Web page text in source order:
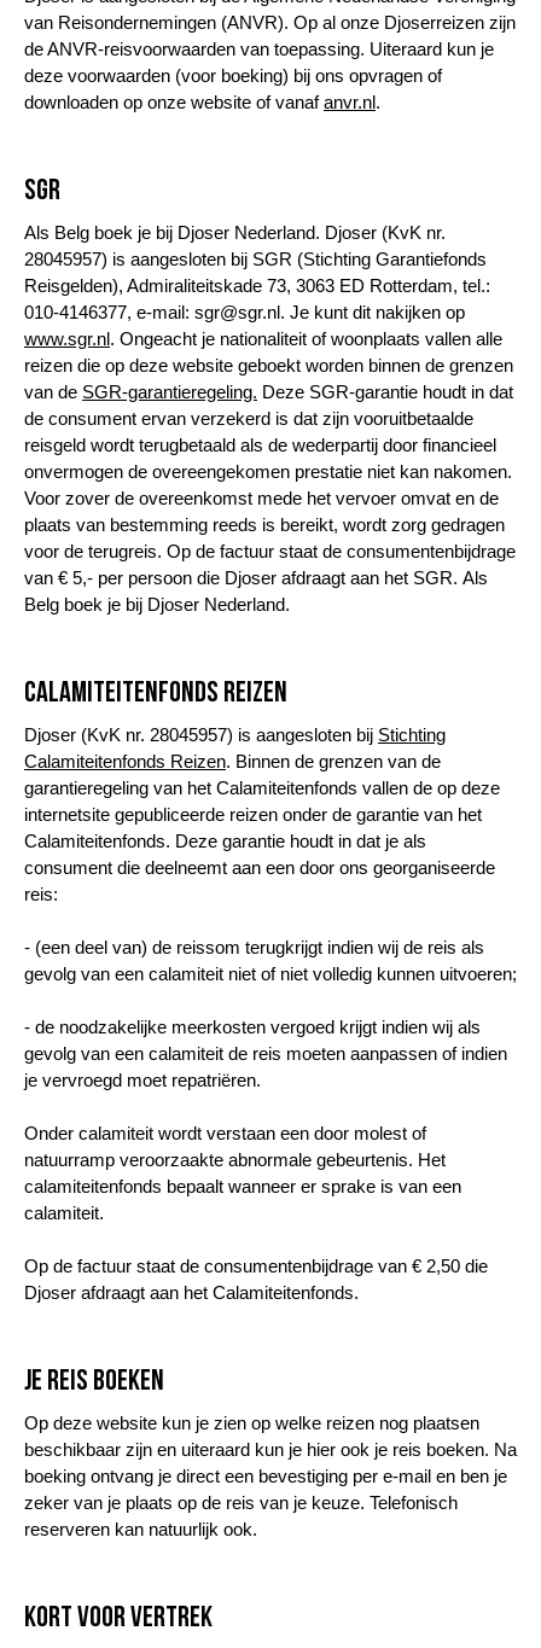
van Reisondernemingen (ANVR). Op al onze Djoserreizen zijn
de ANVR-reisvoorwaarden van toepassing. Uiteraard kun je
deze voorwaarden (voor boeking) bij ons opvragen of
downloaden op onze website of vanafanvr.nl.
SGR
Als Belg boek je bij Djoser Nederland. Djoser (KvK nr.
28045957) is aangesloten bij SGR (Stichting Garantiefonds
Reisgelden), Admiraliteitskade 73, 3063 ED Rotterdam, tel.:
010-4146377, e-mail: sgr@sgr.nl. Je kunt dit nakijken op
www.sgr.nl. Ongeacht je nationaliteit of woonplaats vallen alle
reizen die op deze website geboekt worden binnen de grenzen
van de SGR-garantieregeling. Deze SGR-garantie houdt in dat
de consument ervan verzekerd is dat zijn vooruitbetaalde
reisgeld wordt terugbetaald als de wederpartij door financieel
onvermogen de overeengekomen prestatie niet kan nakomen.
Voor zover de overeenkomst mede het vervoer omvat en de
plaats van bestemming reeds is bereikt, wordt zorg gedragen
voor de terugreis. Op de factuur staat de consumentenbijdrage
van € 5,- per persoon die Djoser afdraagt aan het SGR. Als
Belg boek je bij Djoser Nederland.
Calamiteitenfonds Reizen
Djoser (KvK nr. 28045957) is aangesloten bij Stichting
Calamiteitenfonds Reizen. Binnen de grenzen van de
garantieregeling van het Calamiteitenfonds vallen de op deze
internetsite gepubliceerde reizen onder de garantie van het
Calamiteitenfonds. Deze garantie houdt in dat je als
consument die deelneemt aan een door ons georganiseerde
reis:
- (een deel van) de reissom terugkrijgt indien wij de reis als
gevolg van een calamiteit niet of niet volledig kunnen uitvoeren;
- de noodzakelijke meerkosten vergoed krijgt indien wij als
gevolg van een calamiteit de reis moeten aanpassen of indien
je vervroegd moet repatriëren.
Onder calamiteit wordt verstaan een door molest of
natuurramp veroorzaakte abnormale gebeurtenis. Het
calamiteitenfonds bepaalt wanneer er sprake is van een
calamiteit.
Op de factuur staat de consumentenbijdrage van € 2,50 die
Djoser afdraagt aan het Calamiteitenfonds.
Je reis boeken
Op deze website kun je zien op welke reizen nog plaatsen
beschikbaar zijn en uiteraard kun je hier ook je reis boeken. Na
boeking ontvang je direct een bevestiging per e-mail en ben je
zeker van je plaats op de reis van je keuze. Telefonisch
reserveren kan natuurlijk ook.
Kort voor vertrek